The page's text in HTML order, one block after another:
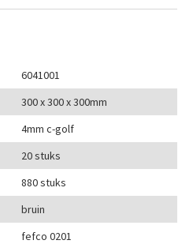
6041001
300 x 300 x 300mm
4mm c-golf
20 stuks
880 stuks
bruin
fefco 0201